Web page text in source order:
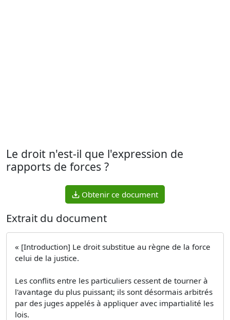
Le droit n'est-il que l'expression de
rapports de forces ?
Obtenir ce document
Extrait du document
« [Introduction] Le droit substitue au règne de la force
celui de la justice.
Les conflits entre les particuliers cessent de tourner à
l'avantage du plus puissant; ils sont désormais arbitrés
par des juges appelés à appliquer avec impartialité les
lois.